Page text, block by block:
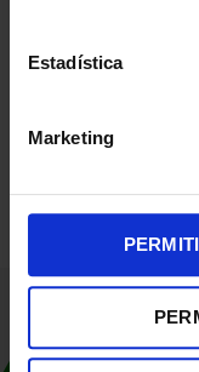
Estadística
Marketing
ASPIRADOR ESCOBA